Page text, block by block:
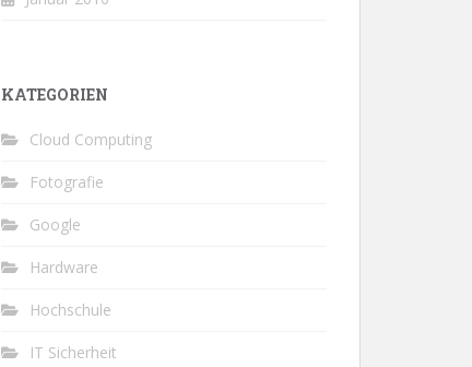
KATEGORIEN
Cloud Computing
Fotografie
Google
Hardware
Hochschule
IT Sicherheit